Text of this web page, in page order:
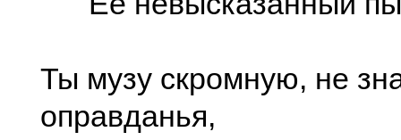
Ты музу скромную, не
оправданья,